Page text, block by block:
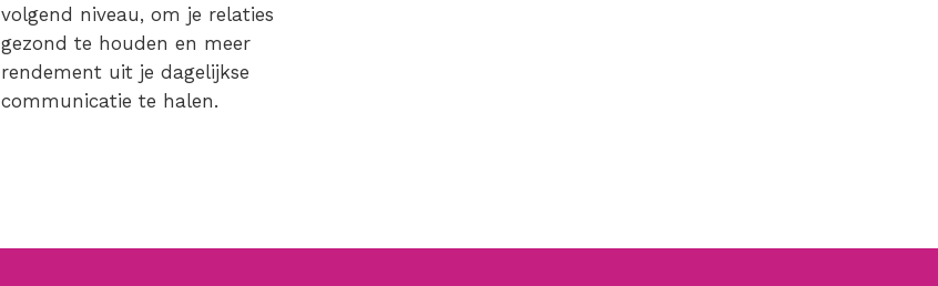
volgend niveau, om je relaties
gezond te houden en meer
rendement uit je dagelijkse
communicatie te halen.